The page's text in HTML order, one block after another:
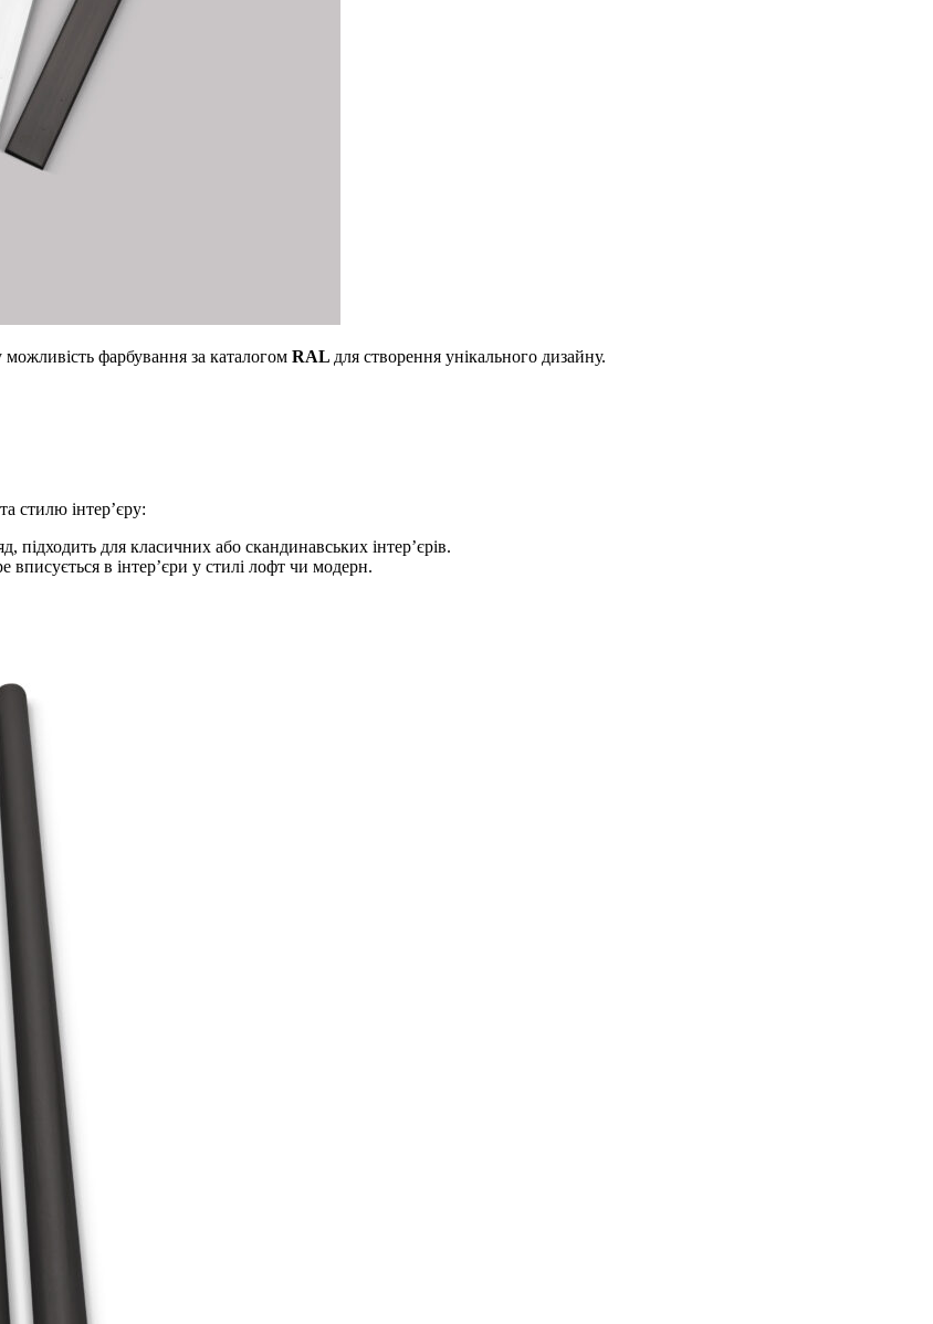
фарбування за каталогом RAL для створення унікального дизайну.
стилю інтер’єру:
підходить для класичних або скандинавських інтер’єрів.
вписується в інтер’єри у стилі лофт чи модерн.